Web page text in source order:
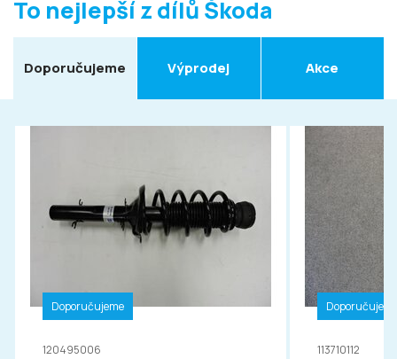
To nejlepší z dílů Škoda
Doporučujeme Výprodej Akce
Doporučujeme
120495006 113710112